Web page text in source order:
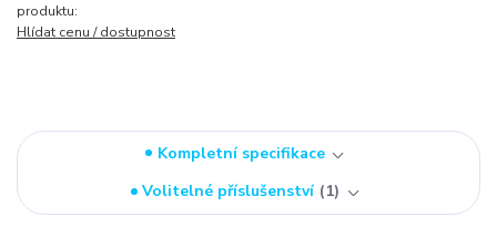
produktu:
Hlídat cenu / dostupnost
Kompletní specifikace
Volitelné příslušenství
1